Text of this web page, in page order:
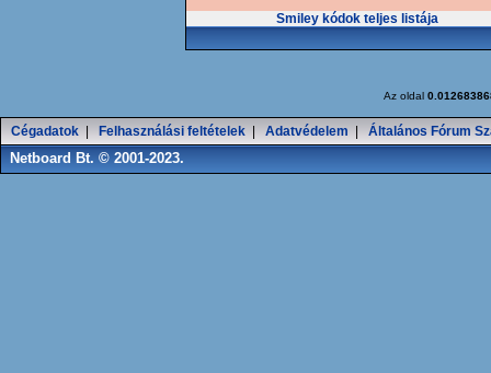
Smiley kódok teljes listája
Az oldal
Cégadatok Felhasználási feltételek Adatvédelem Általános Fórum
Netboard Bt. © 2001-2023.